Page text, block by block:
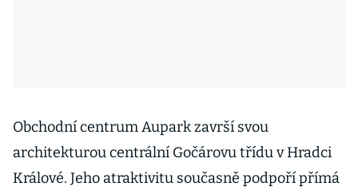
Obchodní centrum Aupark završí svou
architekturou centrální Gočárovu třídu v Hradci
Králové. Jeho atraktivitu současně podpoří přímá